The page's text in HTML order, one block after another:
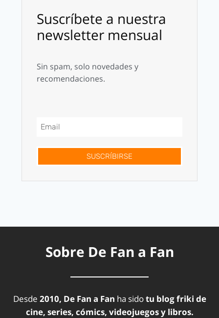
Suscríbete a nuestra
newsletter mensual
Sin spam, solo novedades y
recomendaciones.
SUSCRÍBIRSE
Sobre De Fan a Fan
Desde 2010, De Fan a Fan ha sidotu blog friki de
cine, series, cómics, videojuegos y libros.